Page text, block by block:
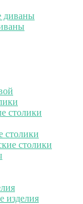
диваны
столики
столики
столики
изделия